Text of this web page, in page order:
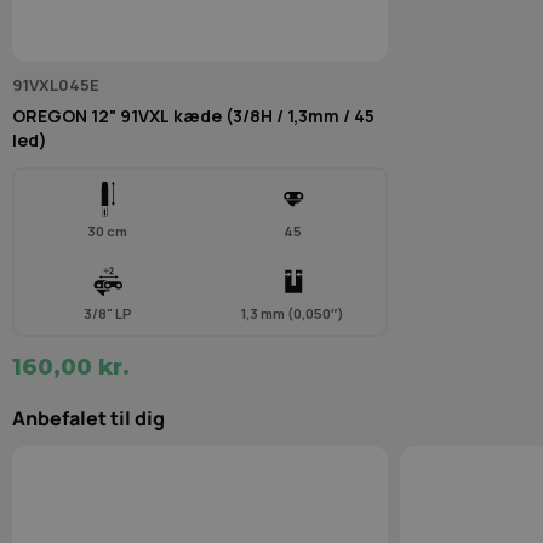
91VXL045E
OREGON 12" 91VXL kæde (3/8H / 1,3mm / 45
led)
30 cm 45
3/8" LP 1,3 mm (0,050″)
160,00 kr.
Anbefalet til dig